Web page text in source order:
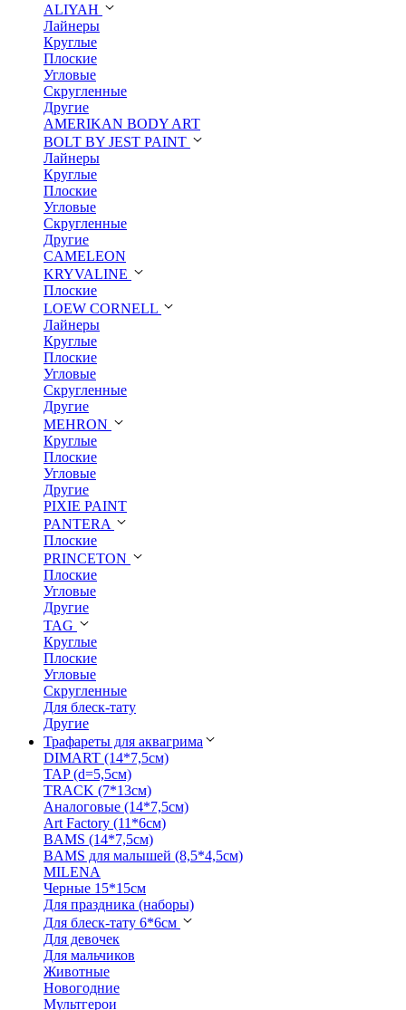
ALIYAH
Лайнеры
Круглые
Плоские
Угловые
Скругленные
Другие
AMERIKAN BODY ART
BOLT BY JEST PAINT
Лайнеры
Круглые
Плоские
Угловые
Скругленные
Другие
CAMELEON
KRYVALINE
Плоские
LOEW CORNELL
Лайнеры
Круглые
Плоские
Угловые
Скругленные
Другие
MEHRON
Круглые
Плоские
Угловые
Другие
PIXIE PAINT
PANTERA
Плоские
PRINCETON
Плоские
Угловые
Другие
TAG
Круглые
Плоские
Угловые
Скругленные
Для блеск-тату
Другие
Трафареты для аквагрима
DIMART (14*7,5см)
TAP (d=5,5см)
TRACK (7*13см)
Аналоговые (14*7,5см)
Art Factory (11*6см)
BAMS (14*7,5см)
BAMS для малышей (8,5*4,5см)
MILENA
Черные 15*15см
Для праздника (наборы)
Для блеск-тату 6*6см
Для девочек
Для мальчиков
Животные
Новогодние
Мультгерои